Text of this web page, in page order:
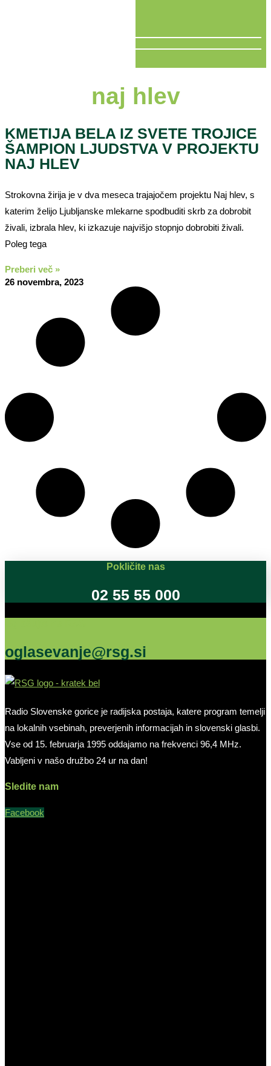
naj hlev
KMETIJA BELA IZ SVETE TROJICE
ŠAMPION LJUDSTVA V PROJEKTU
NAJ HLEV
Strokovna žirija je v dva meseca trajajočem projektu Naj hlev, s
katerim želijo Ljubljanske mlekarne spodbuditi skrb za dobrobit
živali, izbrala hlev, ki izkazuje najvišjo stopnjo dobrobiti živali.
Poleg tega
Preberi več »
26 novembra, 2023
Pokličite nas
02 55 55 000
oglasevanje@rsg.si
Radio Slovenske gorice je radijska postaja, katere program temelji
na lokalnih vsebinah, preverjenih informacijah in slovenski glasbi.
Vse od 15. februarja 1995 oddajamo na frekvenci 96,4 MHz.
Vabljeni v našo družbo 24 ur na dan!
Sledite nam
Facebook